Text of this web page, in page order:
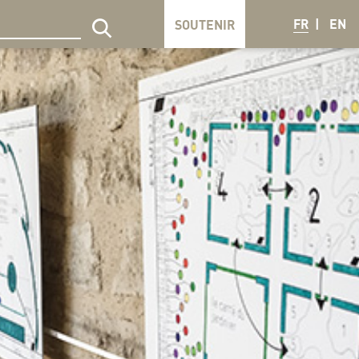
sur le site SOUTENIR FR EN